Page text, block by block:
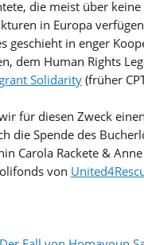
die meist über
in Europa
geschieht in enger
dem Human Rights
Solidarity (früher
für diesen Zweck einen
die Spende des
Carola Rackete &
von